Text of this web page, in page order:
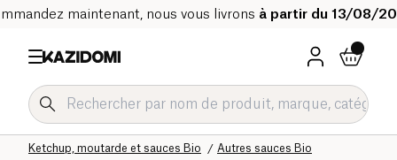
maintenant, nous vous livrons à partir du 13/08/
Autres sauces Bio
Ketchup, moutarde et sauces Bio
Sauces et condiments Bio
Epicerie salée Bio
Accueil